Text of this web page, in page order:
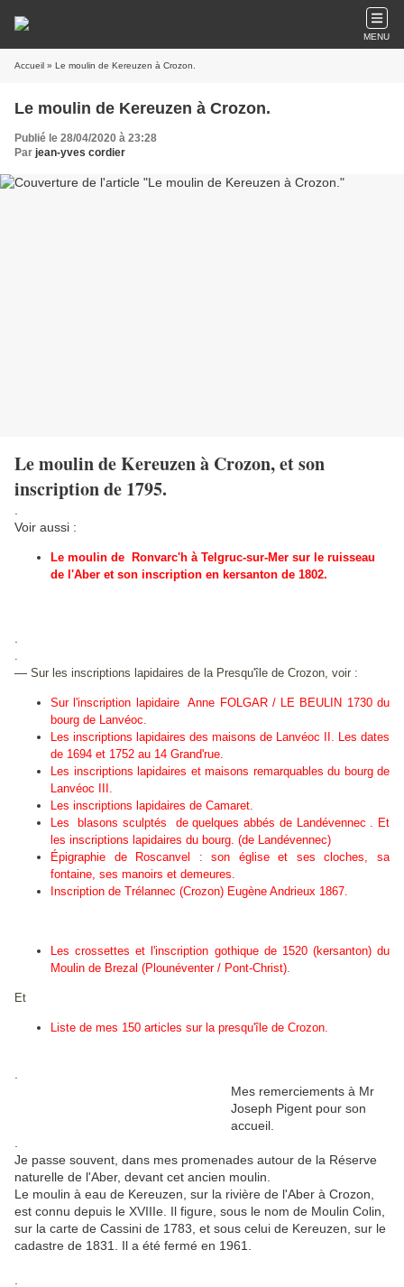
MENU
Accueil » Le moulin de Kereuzen à Crozon.
Le moulin de Kereuzen à Crozon.
Publié le 28/04/2020 à 23:28
Par jean-yves cordier
Le moulin de Kereuzen à Crozon, et son
inscription de 1795.
Voir aussi :
Le moulin de Ronvarc'h à Telgruc-sur-Mer sur le ruisseau
de l'Aber et son inscription en kersanton de 1802.
.
— Sur les inscriptions lapidaires de la Presqu'île de Crozon, voir :
Sur l'inscription lapidaire Anne FOLGAR / LE BEULIN 1730 du
bourg de Lanvéoc.
Les inscriptions lapidaires des maisons de Lanvéoc II. Les dates
de 1694 et 1752 au 14 Grand'rue.
Les inscriptions lapidaires et maisons remarquables du bourg de
Lanvéoc III.
Les inscriptions lapidaires de Camaret.
Les blasons sculptés de quelques abbés de Landévennec . Et
les inscriptions lapidaires du bourg. (de Landévennec)
Épigraphie de Roscanvel : son église et ses cloches, sa
fontaine, ses manoirs et demeures.
Inscription de Trélannec (Crozon) Eugène Andrieux 1867.
Les crossettes et l'inscription gothique de 1520 (kersanton) du
Moulin de Brezal (Plounéventer / Pont-Christ).
Et
Liste de mes 150 articles sur la presqu'île de Crozon.
Mes remerciements à Mr
Joseph Pigent pour son
accueil.
Je passe souvent, dans mes promenades autour de la Réserve
naturelle de l'Aber, devant cet ancien moulin.
Le moulin à eau de Kereuzen, sur la rivière de l'Aber à Crozon,
est connu depuis le XVIIIe. Il figure, sous le nom de Moulin Colin,
sur la carte de Cassini de 1783, et sous celui de Kereuzen, sur le
cadastre de 1831. Il a été fermé en 1961.